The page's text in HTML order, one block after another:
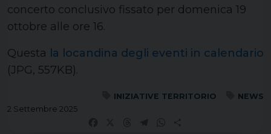
concerto conclusivo fissato per domenica 19
ottobre alle ore 16.
Questa la locandina degli eventi in calendario
(JPG, 557KB).
INIZIATIVE TERRITORIO
NEWS
2 Settembre 2025